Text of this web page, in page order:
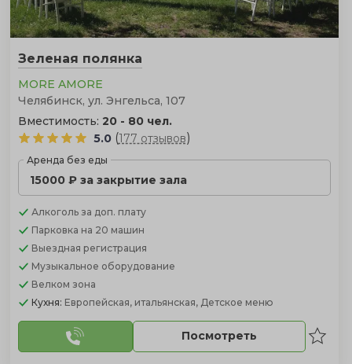
Зеленая полянка
MORE AMORE
Челябинск, ул. Энгельса, 107
Вместимость: 20 - 80 чел.
5.0 (177 отзывов)
Аренда без еды
15000 ₽ за закрытие зала
Алкоголь за доп. плату
Парковка на 20 машин
Выездная регистрация
Музыкальное оборудование
Велком зона
Кухня: Европейская, итальянская, Детское меню
Посмотреть